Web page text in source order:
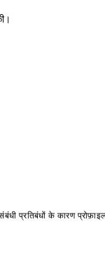
प्रतिबंधों के कारण